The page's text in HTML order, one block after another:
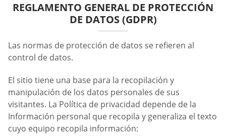
REGLAMENTO GENERAL DE PROTECCIÓN
DE DATOS (GDPR)
Las normas de protección de datos se refieren al
control de datos.
El sitio tiene una base para la recopilación y
manipulación de los datos personales de sus
visitantes. La Política de privacidad depende de la
Información personal que recopila y generaliza el texto
cuyo equipo recopila información: